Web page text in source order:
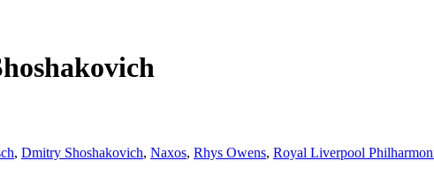
, Dmitry Shoshakovich, Naxos, Rhys Owens, Royal Liverpool